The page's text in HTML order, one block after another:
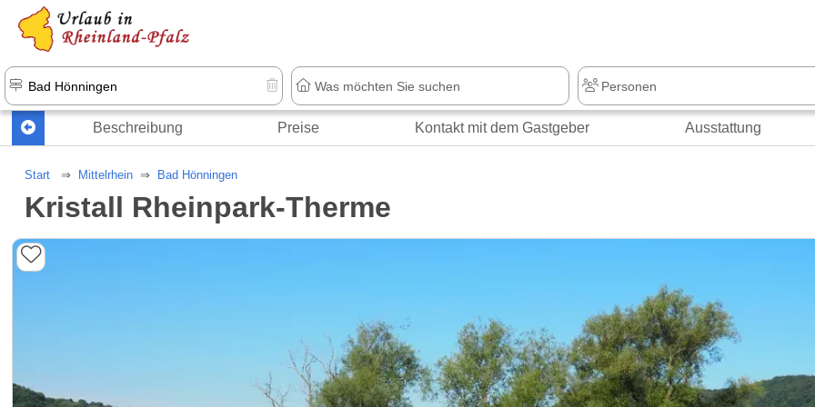
Beschreibung Preise Kontakt mit dem Gastgeber Ausstattung
Start Mittelrhein Bad Hönningen
Kristall Rheinpark-Therme